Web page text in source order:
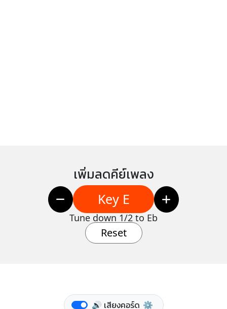
เพิ่มลดคีย์เพลง
Key E
Tune down 1/2 to Eb
Reset
🔊 เสียงคอร์ด ⚙️